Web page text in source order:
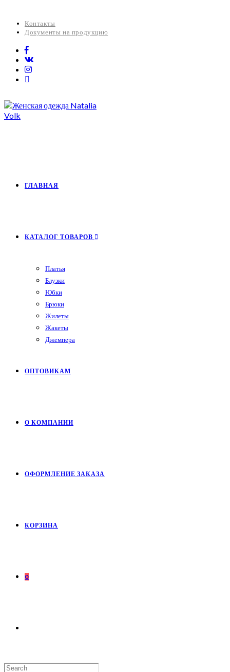
Контакты
Документы на продукцию
ГЛАВНАЯ
КАТАЛОГ ТОВАРОВ
Платья
Блузки
Юбки
Брюки
Жилеты
Жакеты
Джемпера
ОПТОВИКАМ
О КОМПАНИИ
ОФОРМЛЕНИЕ ЗАКАЗА
КОРЗИНА
0